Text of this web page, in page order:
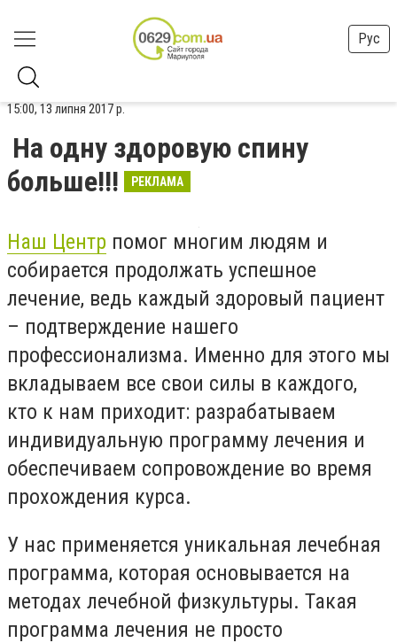
Рус
15:00, 13 липня 2017 р.
На одну здоровую спину
больше!!!
РЕКЛАМА
Наш Центр помог многим людям и
собирается продолжать успешное
лечение, ведь каждый здоровый пациент
– подтверждение нашего
профессионализма. Именно для этого мы
вкладываем все свои силы в каждого,
кто к нам приходит: разрабатываем
индивидуальную программу лечения и
обеспечиваем сопровождение во время
прохождения курса.
У нас применяется уникальная лечебная
программа, которая основывается на
методах лечебной физкультуры. Такая
программа лечения не просто